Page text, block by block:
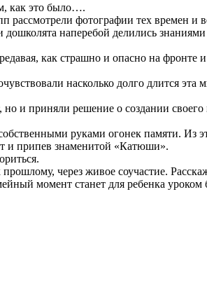
как это было….
рассмотрели фотографии тех времен и
наперебой делились
как страшно и опасно на фронте
насколько долго длится эта
но и приняли решение о создании
руками огонек памяти. Из
и припев знаменитой «Катюши».
через живое соучастие.
момент станет для ребенка уроком